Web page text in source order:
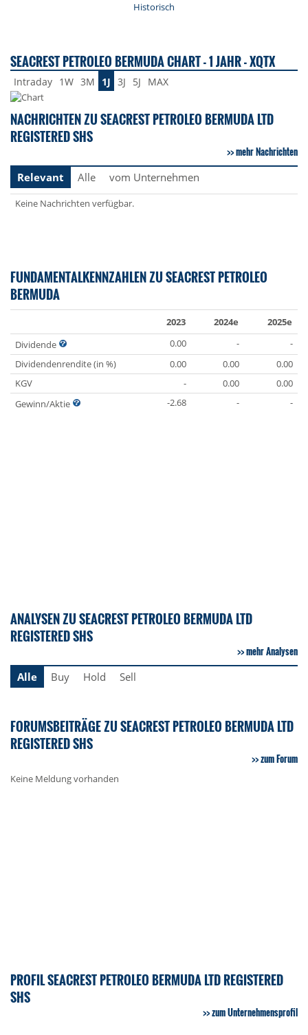
Historisch
SEACREST PETROLEO BERMUDA CHART - 1 JAHR - XQTX
Intraday 1W 3M 1J 3J 5J MAX
NACHRICHTEN ZU SEACREST PETROLEO BERMUDA LTD
REGISTERED SHS
mehr Nachrichten
Relevant
Alle vom Unternehmen
Keine Nachrichten verfügbar.
FUNDAMENTALKENNZAHLEN ZU SEACREST PETROLEO
BERMUDA
2023 2024e
2025e
Dividende
0.00 -
-
Dividendenrendite (in %)
0.00 0.00
0.00
KGV
- 0.00
0.00
Gewinn/Aktie
-2.68 - -
ANALYSEN ZU SEACREST PETROLEO BERMUDA LTD
REGISTERED SHS
mehr Analysen
Alle
Buy Hold Sell
FORUMSBEITRÄGE ZU SEACREST PETROLEO BERMUDA LTD
REGISTERED SHS
zum Forum
Keine Meldung vorhanden
PROFIL SEACREST PETROLEO BERMUDA LTD REGISTERED
SHS
zum Unternehmensprofil